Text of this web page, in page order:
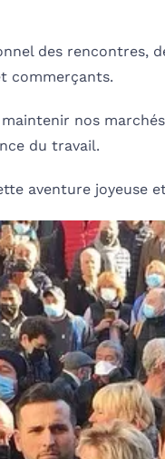
des rencontres,
commerçants.
nos
du travail.
aventure joyeuse